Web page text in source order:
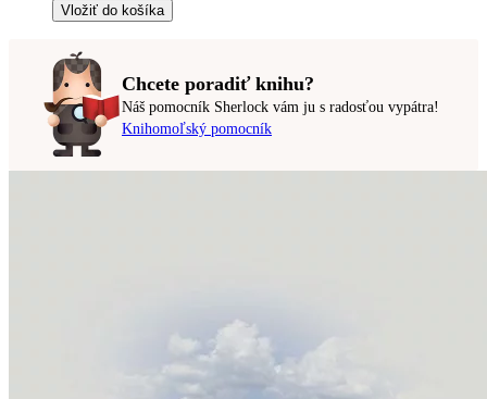
Vložiť do košíka
Chcete poradiť knihu?
Náš pomocník Sherlock vám ju s radosťou vypátra!
Knihomoľský pomocník